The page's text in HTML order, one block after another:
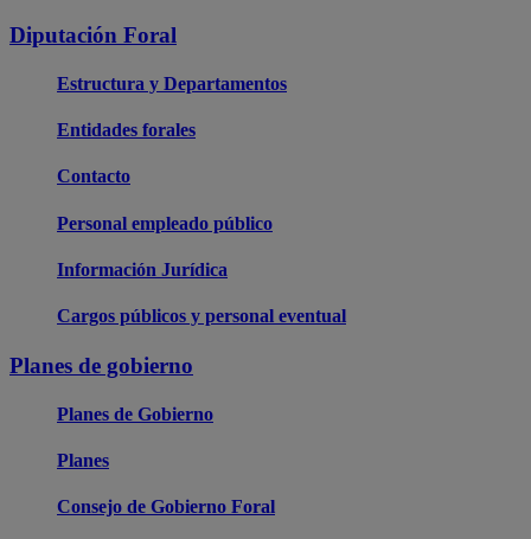
Diputación Foral
Estructura y Departamentos
Entidades forales
Contacto
Personal empleado público
Información Jurídica
Cargos públicos y personal eventual
Planes de gobierno
Planes de Gobierno
Planes
Consejo de Gobierno Foral